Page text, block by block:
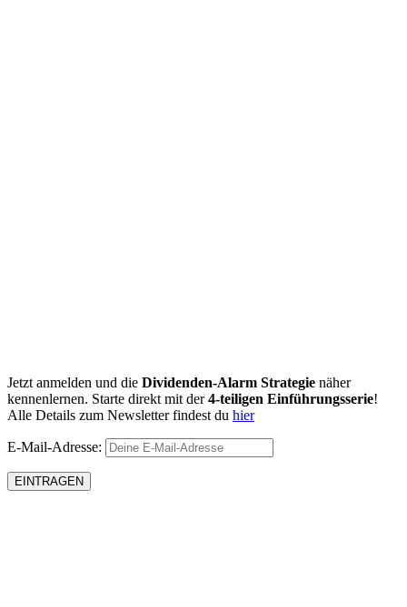
Jetzt anmelden und die Dividenden-Alarm Strategie näher
kennenlernen. Starte direkt mit der4-teiligen Einführungsserie!
Alle Details zum Newsletter findest du hier
E-Mail-Adresse: